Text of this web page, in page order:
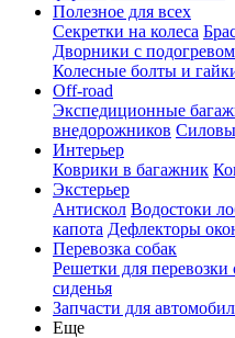
Полезное для всех
Секретки на колеса
Дворники с
Колесные болты и
Off-road
Экспедиционные
внедорожников
Интерьер
Коврики в багажник
Экстерьер
Антискол Водостоки
капота Дефлекторы
Перевозка собак
Решетки для перевозки
сиденья
Запчасти для
Еще